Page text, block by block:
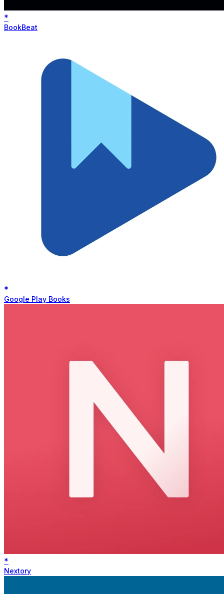
*
BookBeat
*
Google Play Books
*
Nextory